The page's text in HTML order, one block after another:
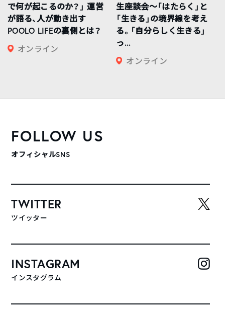
で何が起こるのか？」 運営
が語る、人が動き出す
POOLO LIFEの裏側とは？
オンライン
生座談会〜「はたらく」と
「生きる」の境界線を考え
る。「自分らしく生きる」
っ...
オンライン
FOLLOW US
オフィシャルSNS
TWITTER
ツイッター
INSTAGRAM
インスタグラム